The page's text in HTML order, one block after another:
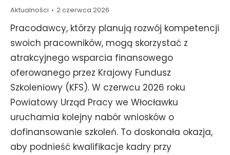
Aktualności 2 czerwca 2026
Pracodawcy, którzy planują rozwój kompetencji
swoich pracowników, mogą skorzystać z
atrakcyjnego wsparcia finansowego
oferowanego przez Krajowy Fundusz
Szkoleniowy (KFS). W czerwcu 2026 roku
Powiatowy Urząd Pracy we Włocławku
uruchamia kolejny nabór wniosków o
dofinansowanie szkoleń. To doskonała okazja,
aby podnieść kwalifikacje kadry przy